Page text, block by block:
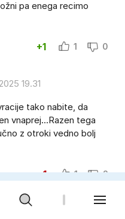
pa enega recimo
+1 1 0
19.31
tako nabite, da
vnaprej...Razen tega
z otroki vedno bolj
-1 1 2